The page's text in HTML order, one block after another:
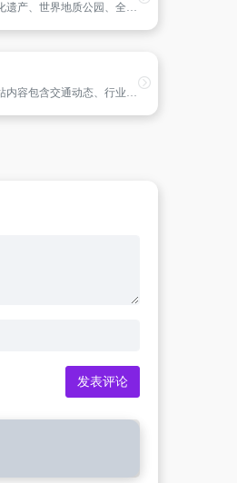
泰山是世界自然与文化遗产、世界地质公园、全国文明风景旅游区、国家5a级旅游区。泰山风景名胜区官方网站是泰山旅游、泰山门票、泰山电子地图、泰山天气预报、泰山自助游的详细、权威的网站。
山东省交通运输厅网站内容包含交通动态、行业资讯、政务公告、招投标信息、物流公共信息平台、出行信息等,是企业和公众了解相关信息和办理相关事务的快捷通道。